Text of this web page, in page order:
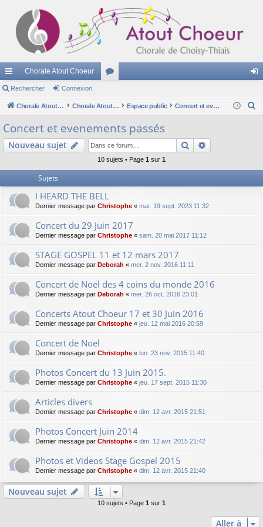
cc
ès
ra
pi
Chorale Atout Choeur
u
s
ne
Rechercher Connexion
Chorale Atout Choeur Chorale Atout Choeur Espace public Concert et evenements passés
r
Concert et evenements passés
Nouveau sujet Rechercher
10 sujets • Page 1 sur 1
Sujets
I HEARD THE BELL
Dernier message par Christophe « mar. 19 sept. 2023 11:32
Concert du 29 Juin 2017
Dernier message par Christophe « sam. 20 mai 2017 11:12
STAGE GOSPEL 11 et 12 mars 2017
Dernier message par Deborah « mer. 2 nov. 2016 11:11
Concert de Noël des 4 coins du monde 2016
Dernier message par Deborah « mer. 26 oct. 2016 23:01
Concerts Atout Choeur 17 et 30 Juin 2016
Dernier message par Christophe « jeu. 12 mai 2016 20:59
Concert de Noel
Dernier message par Christophe « lun. 23 nov. 2015 11:40
Photos Concert du 13 Juin 2015.
Dernier message par Christophe « jeu. 17 sept. 2015 11:30
Articles divers
Dernier message par Christophe « dim. 12 avr. 2015 21:51
Photos Concert Juin 2014
Dernier message par Christophe « dim. 12 avr. 2015 21:42
Photos et Videos Stage Gospel 2015
Dernier message par Christophe « dim. 12 avr. 2015 21:40
Nouveau sujet
10 sujets • Page 1 sur 1
Aller à